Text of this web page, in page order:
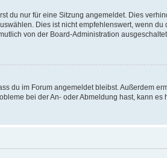
du nur für eine Sitzung angemeldet. Dies
Dies ist nicht empfehlenswert, wenn
von der Board-Administration ausgeschaltet.
du im Forum angemeldet bleibst. Außerdem
bei der An- oder Abmeldung hast, kann